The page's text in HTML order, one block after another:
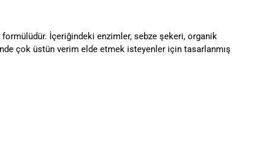
formülüdür. İçeriğindeki enzimler, sebze şekeri, organik
çok üstün verim elde etmek isteyenler için tasarlanmış